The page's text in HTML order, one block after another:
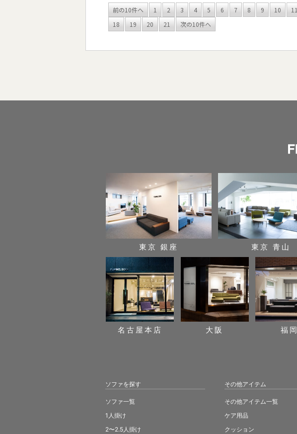
前の10件へ 1 2 3 4 5 6 7 8 9 10 11
18
19 20 21 次の10件へ
東京 銀座 東京 青山
名古屋本店 大阪 福岡
ソファを探す
ソファ一覧
1人掛け
2〜2.5人掛け
その他アイテム
その他アイテム一覧
ケア用品
クッション